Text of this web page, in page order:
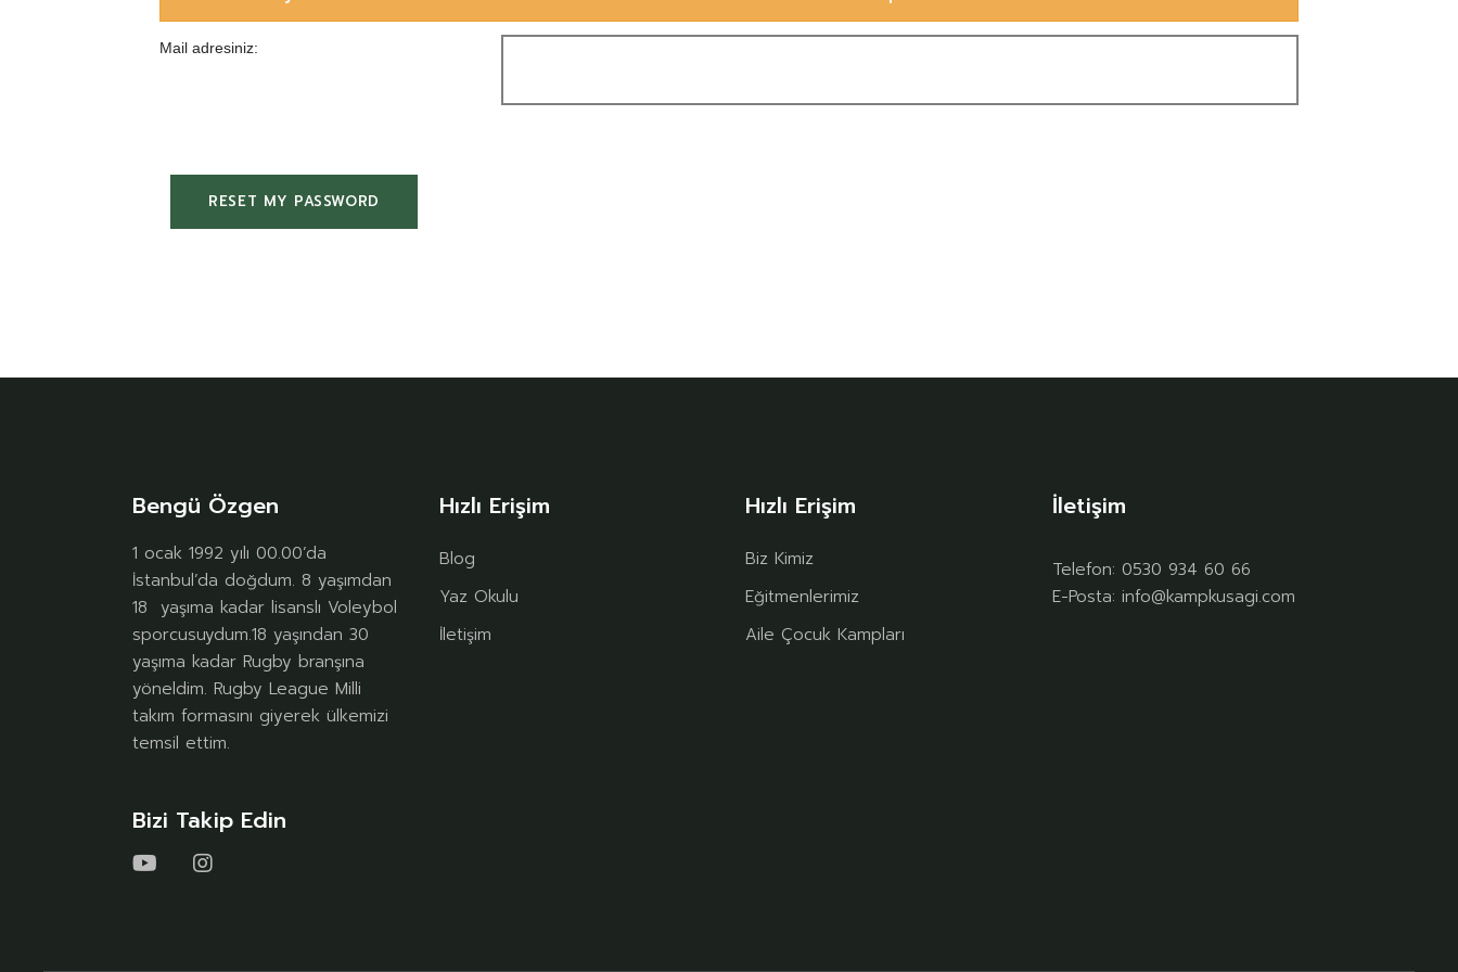
Mail adresiniz:
Bengü Özgen
1 ocak 1992 yılı 00.00’da
İstanbul’da doğdum. 8 yaşımdan
18 yaşıma kadar lisanslı Voleybol
sporcusuydum.18 yaşından 30
yaşıma kadar Rugby branşına
yöneldim. Rugby League Milli
takım formasını giyerek ülkemizi
temsil ettim.
Bizi Takip Edin
Hızlı Erişim
Blog
Yaz Okulu
İletişim
Hızlı Erişim
Biz Kimiz
Eğitmenlerimiz
Aile Çocuk Kampları
İletişim
Telefon: 0530 934 60 66
E-Posta: info@kampkusagi.com